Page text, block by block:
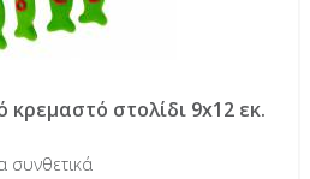
στολίδι 9x12 εκ.
συνθετικά